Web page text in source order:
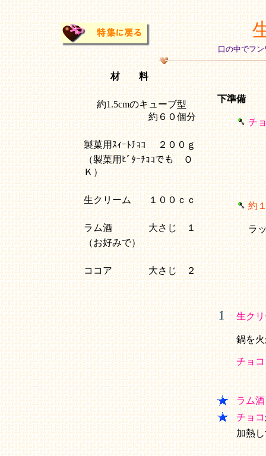
口の中でフ
材 料
約1.5cmのキューブ型
約６０個分
製菓用ｽｨｰﾄﾁｮｺ
２００ｇ
（製菓用ﾋﾞﾀｰﾁｮｺでも Ｏ
Ｋ）
生クリーム １００ｃｃ
ラム酒
大さじ １
（お好みで）
ココア 大さじ ２
下準備
チ
約
ラ
生ク
鍋を
チョコ
ラム酒
チョコ
加熱